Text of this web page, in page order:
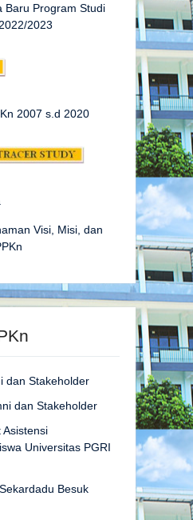
Baru Program Studi
2023
2007 s.d 2020
Visi, Misi, dan
dan Stakeholder
dan Stakeholder
Asistensi
Universitas PGRI
Besuk